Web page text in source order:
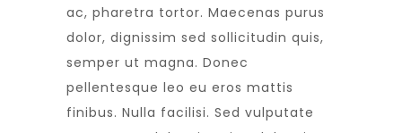
ac, pharetra tortor. Maecenas purus
dolor, dignissim sed sollicitudin quis,
semper ut magna. Donec
pellentesque leo eu eros mattis
finibus. Nulla facilisi. Sed vulputate